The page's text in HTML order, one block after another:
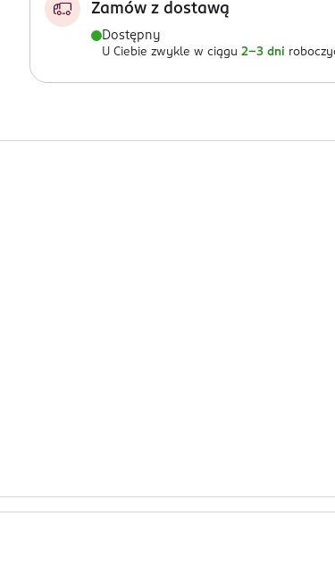
Zamów z dostawą
Dostępny
U Ciebie zwykle w ciągu 2-3 dni